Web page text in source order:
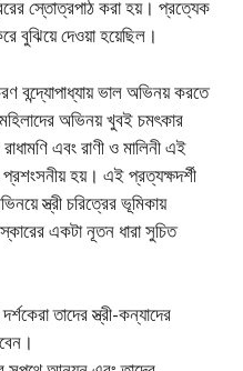
স্তোত্রপাঠ করা হয়। প্রত্যেক
বুঝিয়ে দেওয়া হয়েছিল।
বন্দ্যোপাধ্যায় ভাল অভিনয় করতে
অভিনয় খুবই চমৎকার
এবং রাণী ও মালিনী এই
হয়। এই প্রত্যক্ষদর্শী
স্ত্রী চরিত্রের ভূমিকায়
একটা নূতন ধারা সুচিত
তাদের স্ত্রী-কন্যাদের